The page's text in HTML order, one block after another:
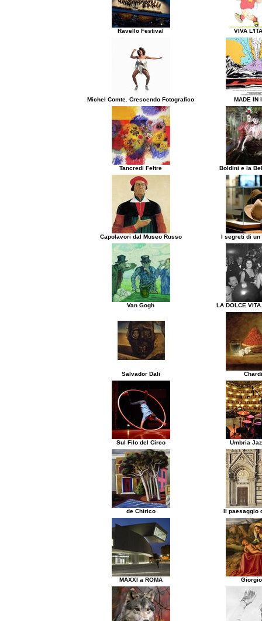
Ravello Festival VIVA
Michel Comte. Crescendo Fotografico MADE IN
Tancredi Feltre Boldini e la
Capolavori dal Museo Russo I segreti di un
Van Gogh LA DOLCE
Salvador Dali
Sul Filo del Circo Umbria
de Chirico Il paesaggio
MAXXI a ROMA